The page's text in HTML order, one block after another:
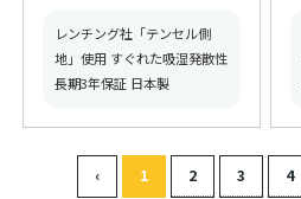
得】【グッドふとんマー
ク取得】
レンチング社「テンセル側
地」使用 すぐれた吸湿発散性
長期3年保証 日本製